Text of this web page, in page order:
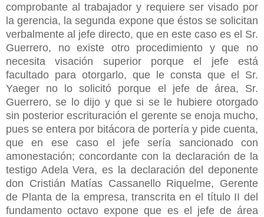
comprobante al trabajador y requiere ser visado por
la gerencia, la segunda expone que éstos se solicitan
verbalmente al jefe directo, que en este caso es el Sr.
Guerrero, no existe otro procedimiento y que no
necesita visación superior porque el jefe está
facultado para otorgarlo, que le consta que el Sr.
Yaeger no lo solicitó porque el jefe de área, Sr.
Guerrero, se lo dijo y que si se le hubiere otorgado
sin posterior escrituración el gerente se enoja mucho,
pues se entera por bitácora de portería y pide cuenta,
que en ese caso el jefe sería sancionado con
amonestación; concordante con la declaración de la
testigo Adela Vera, es la declaración del deponente
don Cristián Matías Cassanello Riquelme, Gerente
de Planta de la empresa, transcrita en el título II del
fundamento octavo expone que es el jefe de área